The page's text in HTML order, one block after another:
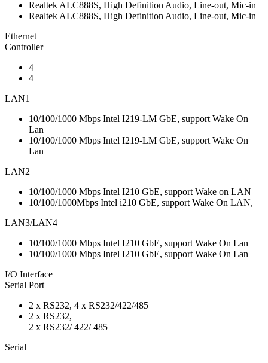
Realtek ALC888S, High Definition Audio, Line-out, Mic-in
Realtek ALC888S, High Definition Audio, Line-out, Mic-in
Ethernet
Controller
4
4
LAN1
10/100/1000 Mbps Intel I219-LM GbE, support Wake On
Lan
10/100/1000 Mbps Intel I219-LM GbE, support Wake On
Lan
LAN2
10/100/1000 Mbps Intel I210 GbE, support Wake on LAN
10/100/1000Mbps Intel i210 GbE, support Wake On LAN,
LAN3/LAN4
10/100/1000 Mbps Intel I210 GbE, support Wake On Lan
10/100/1000 Mbps Intel I210 GbE, support Wake On Lan
I/O Interface
Serial Port
2 x RS232, 4 x RS232/422/485
2 x RS232,
2 x RS232/ 422/ 485
Serial